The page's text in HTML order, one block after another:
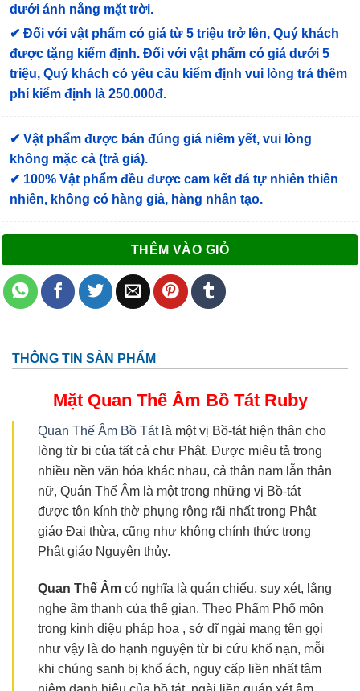
dưới ánh nắng mặt trời.
✔ Đối với vật phẩm có giá từ 5 triệu trở lên, Quý khách
được tặng kiểm định. Đối với vật phẩm có giá dưới 5
triệu, Quý khách có yêu cầu kiểm định vui lòng trả thêm
phí kiểm định là 250.000đ.
✔ Vật phẩm được bán đúng giá niêm yết, vui lòng
không mặc cả (trả giá).
✔ 100% Vật phẩm đều được cam kết đá tự nhiên thiên
nhiên, không có hàng giả, hàng nhân tạo.
THÊM VÀO GIỎ
THÔNG TIN SẢN PHẨM
Mặt Quan Thế Âm Bồ Tát Ruby
Quan Thế Âm Bồ Tátlà một vị Bồ-tát hiện thân cho
lòng từ bi của tất cả chư Phật. Được miêu tả trong
nhiều nền văn hóa khác nhau, cả thân nam lẫn thân
nữ, Quán Thế Âm là một trong những vị Bồ-tát
được tôn kính thờ phụng rộng rãi nhất trong Phật
giáo Đại thừa, cũng như không chính thức trong
Phật giáo Nguyên thủy.
Quan Thế Âm có nghĩa là quán chiếu, suy xét, lắng
nghe âm thanh của thế gian. Theo Phẩm Phổ môn
trong kinh diệu pháp hoa , sở dĩ ngài mang tên gọi
như vậy là do hạnh nguyện từ bi cứu khổ nạn, mỗi
khi chúng sanh bị khổ ách, nguy cấp liền nhất tâm